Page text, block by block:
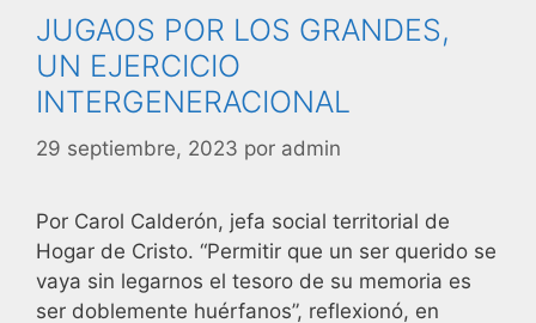
JUGAOS POR LOS GRANDES,
UN EJERCICIO
INTERGENERACIONAL
29 septiembre, 2023 por admin
Por Carol Calderón, jefa social territorial de
Hogar de Cristo. “Permitir que un ser querido se
vaya sin legarnos el tesoro de su memoria es
ser doblemente huérfanos”, reflexionó, en